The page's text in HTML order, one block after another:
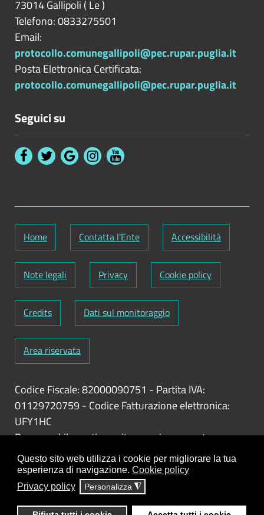
Questo sito web utilizza i cookie per migliorare la tua
esperienza di navigazione. Cookie policy
Privacy policy
Personalizza ◮
73014Gallipoli ( Le)
Telefono: 0833275501
Email:
protocollo.comunegallipoli@pec.rupar.puglia.it
Posta Elettronica Certificata:
protocollo.comunegallipoli@pec.rupar.puglia.it
Seguici su
Home Contatta l'Ente Accessibilità
Note legali Privacy Cookie policy
Credits Dati sul monitoraggio
Area riservata
Codice Fiscale: 82000090751 - Partita IVA:
01129720759- Codice Fatturazione elettronica:
UFY1HC
Responsabile gestione sito e aggiornamento
contenuti:Antonio Scrimitore
ClioCom© copyright 2018 - 2026 - Clio S.r.l. Lecce -
Tutti i diritti riservati